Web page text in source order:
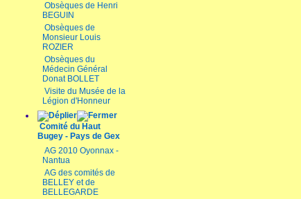
Obsèques de Henri
BEGUIN
Obsèques de
Monsieur Louis
ROZIER
Obsèques du
Médecin Général
Donat BOLLET
Visite du Musée de la
Légion d'Honneur
Comité du Haut
Bugey - Pays de Gex
AG 2010 Oyonnax -
Nantua
AG des comités de
BELLEY et de
BELLEGARDE